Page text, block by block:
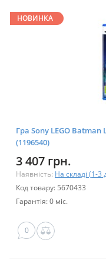
НОВИНКА
Гра Sony LEGO
(1196540)
3 407 грн.
Наявність: На складі (1-3
Код товару: 5670433
Гарантія: 0 міс.
0